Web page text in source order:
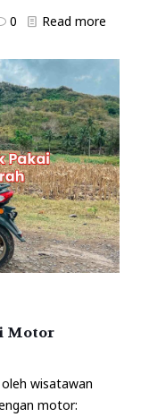
0 Read more
Motor
wisatawan
motor: